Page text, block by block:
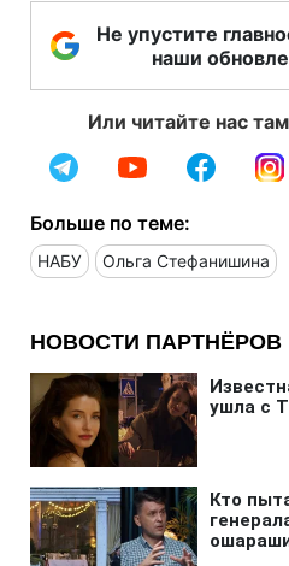
Не упустите
наши
Или читайте нас
Больше по теме:
НАБУ Ольга Стефанишина